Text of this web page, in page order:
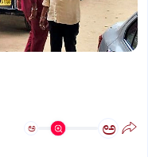
ಅ ಅ